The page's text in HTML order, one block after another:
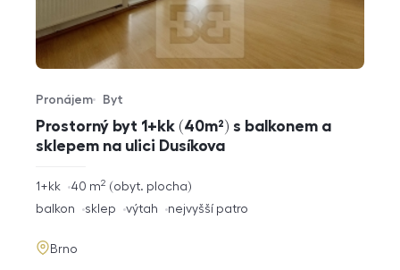
Prostorný byt 1+kk (40m²) s balkonem a
sklepem na ulici Dusíkova
Typ nabídky
Pronájem
Typ nemovitosti
Byt
rozměry
1+kk obyt. plocha
40 m2
funkce
balkon sklep výtah nejvyšší patro
adresa
Brno